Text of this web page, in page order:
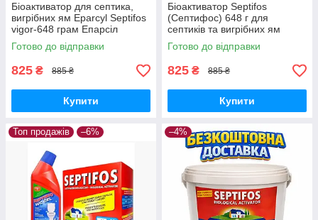
Біоактиватор для септика,
вигрібних ям Eparcyl Septifos
vigor-648 грам Епарсіл
Септифос
Готово до відправки
825 ₴ 885 ₴
Купити
Біоактиватор Septifos
(Септифос) 648 г для
септиків та вигрібних ям
(Франція)
Готово до відправки
825 ₴ 885 ₴
Купити
Топ продажів –6% –4%